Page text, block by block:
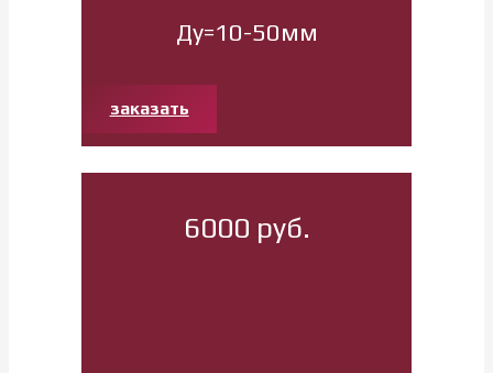
Ду=10-50мм
заказать
6000 руб.